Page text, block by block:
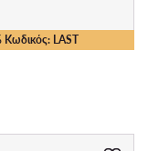
Κωδικός: LAST